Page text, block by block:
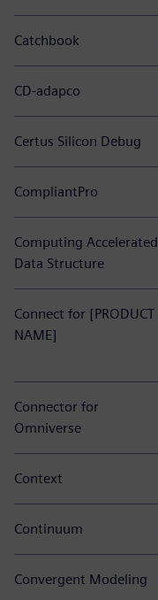
Catchbook
CD-adapco
Certus Silicon Debug
CompliantPro
Computing Accelerated
Data Structure
Connect for [PRODUCT
NAME]
Connector for
Omniverse
Context
Continuum
Convergent Modeling